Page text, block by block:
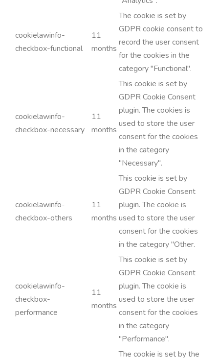
cookielawinfo-
checkbox-functional
11
months
The cookie is set by
GDPR cookie consent to
record the user consent
for the cookies in the
category "Functional".
cookielawinfo-
checkbox-necessary
11
months
This cookie is set by
GDPR Cookie Consent
plugin. The cookies is
used to store the user
consent for the cookies
in the category
"Necessary".
cookielawinfo-
checkbox-others
11
months
This cookie is set by
GDPR Cookie Consent
plugin. The cookie is
used to store the user
consent for the cookies
in the category "Other.
cookielawinfo-
checkbox-
performance
11
months
This cookie is set by
GDPR Cookie Consent
plugin. The cookie is
used to store the user
consent for the cookies
in the category
"Performance".
The cookie is set by the